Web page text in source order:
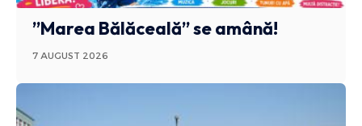
”Marea Bălăceală” se amână!
7 AUGUST 2026